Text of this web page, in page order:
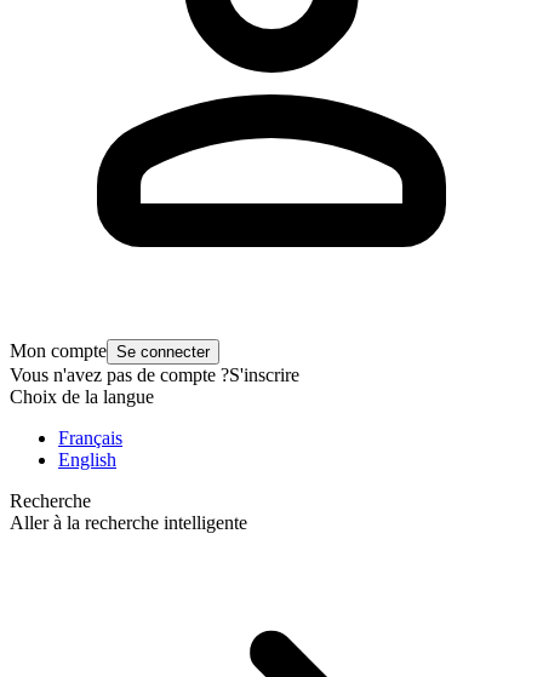
Mon compte Se connecter
Vous n'avez pas de compte ?S'inscrire
Choix de la langue
Français
English
Recherche
Aller à la recherche intelligente